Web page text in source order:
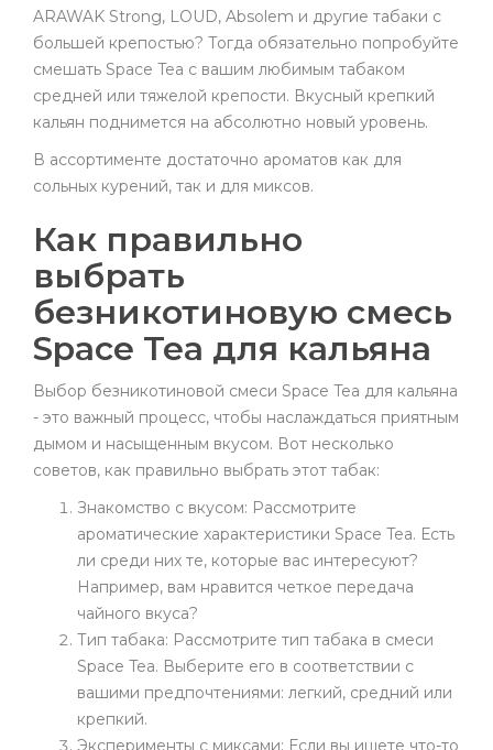
ARAWAK Strong, LOUD, Absolem и другие табаки с
большей крепостью? Тогда обязательно попробуйте
смешать Space Tea с вашим любимым табаком
средней или тяжелой крепости. Вкусный крепкий
кальян поднимется на абсолютно новый уровень.
В ассортименте достаточно ароматов как для
сольных курений, так и для миксов.
Как правильно
выбрать
безникотиновую смесь
Space Tea для кальяна
Выбор безникотиновой смеси Space Tea для кальяна
- это важный процесс, чтобы наслаждаться приятным
дымом и насыщенным вкусом. Вот несколько
советов, как правильно выбрать этот табак:
Знакомство с вкусом: Рассмотрите
ароматические характеристики Space Tea. Есть
ли среди них те, которые вас интересуют?
Например, вам нравится четкое передача
чайного вкуса?
Тип табака: Рассмотрите тип табака в смеси
Space Tea. Выберите его в соответствии с
вашими предпочтениями: легкий, средний или
крепкий.